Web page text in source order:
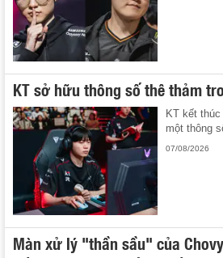
KT sở hữu thông số thê thảm
KT kết
một thông
07/08/2026
Màn xử lý "thần sầu" của